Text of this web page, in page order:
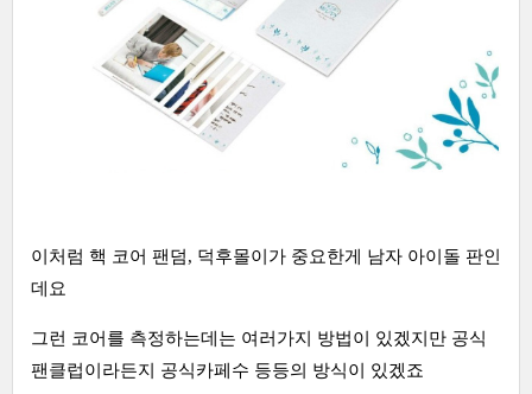
이처럼 핵 코어 팬덤, 덕후몰이가 중요한게 남자 아이돌 판인
데요
그런 코어를 측정하는데는 여러가지 방법이 있겠지만 공식
팬클럽이라든지 공식카페수 등등의 방식이 있겠죠